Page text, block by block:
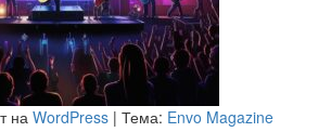
на WordPress | Тема: Envo Magazine